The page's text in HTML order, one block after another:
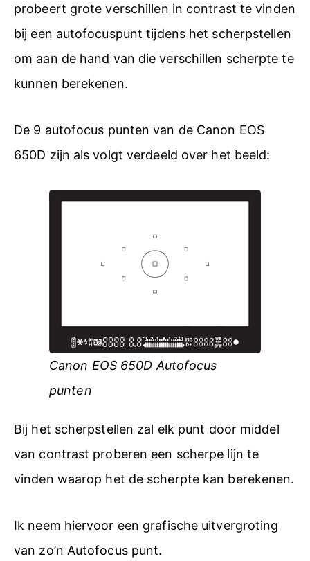
probeert grote verschillen in contrast te vinden
bij een autofocuspunt tijdens het scherpstellen
om aan de hand van die verschillen scherpte te
kunnen berekenen.
De 9 autofocus punten van de Canon EOS
650D zijn als volgt verdeeld over het beeld:
Canon EOS 650D Autofocus
punten
Bij het scherpstellen zal elk punt door middel
van contrast proberen een scherpe lijn te
vinden waarop het de scherpte kan berekenen.
Ik neem hiervoor een grafische uitvergroting
van zo’n Autofocus punt.